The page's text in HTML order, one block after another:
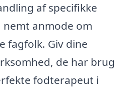
af specifikke
anmode om
fagfolk. Giv dine
de har brug
fodterapeut i